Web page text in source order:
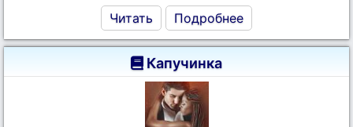
Читать Подробнее
Капучинка